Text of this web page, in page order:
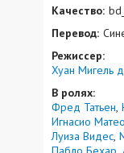
Качество:
Перевод:
Режиссер:
Хуан Мигель
В ролях:
Фред Татьен
Игнасио
Луиза Видес